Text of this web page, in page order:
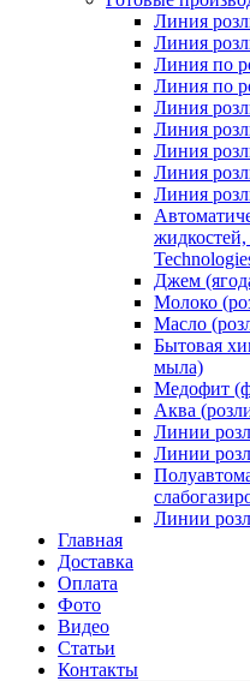
Линия
Линия
Линия по
Линия по
Линия
Линия
Линия
Линия
Линия
Джем
Молоко
Масло
Бытовая
мыла)
Медофит
Аква
Линии
Линии
Линии
Главная
Доставка
Оплата
Фото
Видео
Статьи
Контакты